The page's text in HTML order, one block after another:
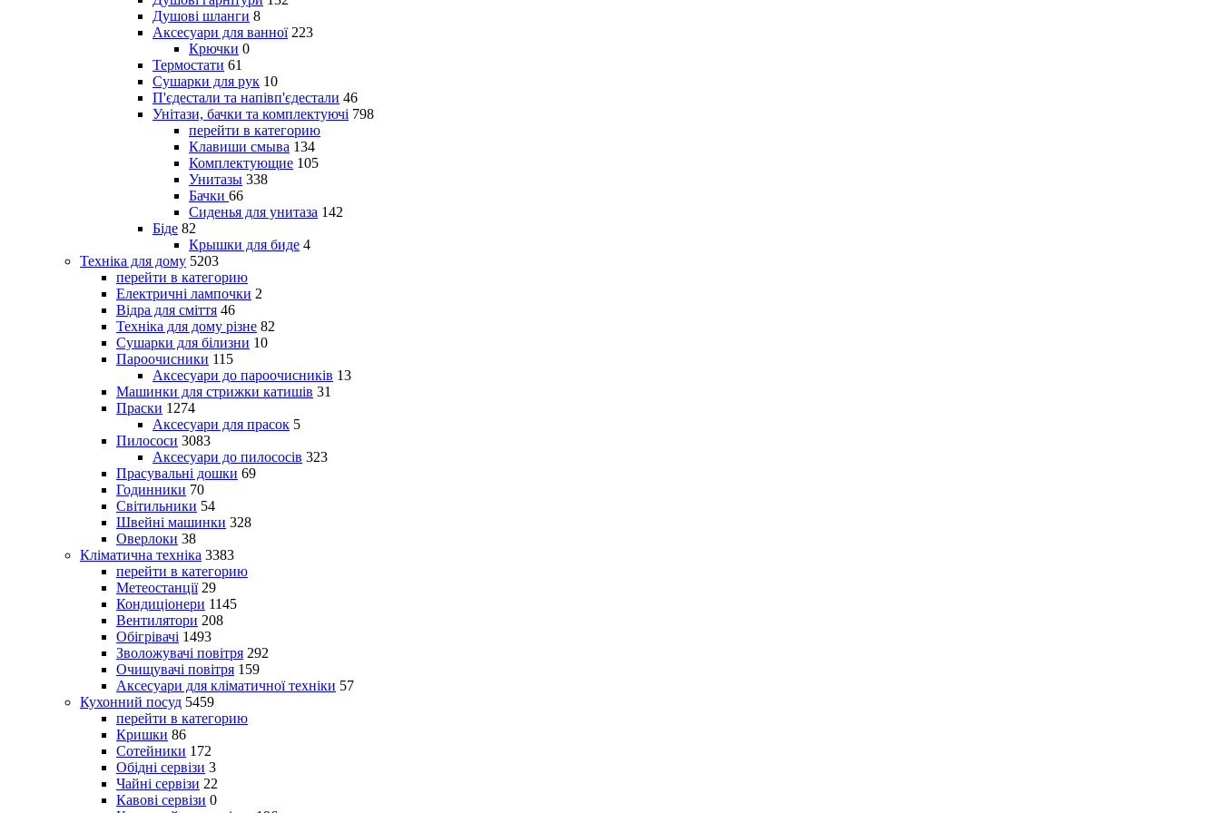
Душові шланги 8
Аксесуари для ванної 223
Крючки 0
Термостати 61
Сушарки для рук 10
П'єдестали та напівп'єдестали 46
Унітази, бачки та комплектуючі 798
перейти в категорию
Клавиши смыва 134
Комплектующие 105
Унитазы 338
Бачки 66
Сиденья для унитаза 142
Біде 82
Крышки для биде 4
Техніка для дому 5203
перейти в категорию
Електричні лампочки 2
Відра для сміття 46
Техніка для дому різне 82
Сушарки для білизни 10
Пароочисники 115
Аксесуари до пароочисників 13
Машинки для стрижки катишів 31
Праски 1274
Аксесуари для прасок 5
Пилососи 3083
Аксесуари до пилососів 323
Прасувальні дошки 69
Годинники 70
Світильники 54
Швейні машинки 328
Оверлоки 38
Кліматична техніка 3383
перейти в категорию
Метеостанції 29
Кондиціонери 1145
Вентилятори 208
Обігрівачі 1493
Зволожувачі повітря 292
Очищувачі повітря 159
Аксесуари для кліматичної техніки 57
Кухонний посуд 5459
перейти в категорию
Кришки 86
Сотейники 172
Обідні сервізи 3
Чайні сервізи 22
Кавові сервізи 0